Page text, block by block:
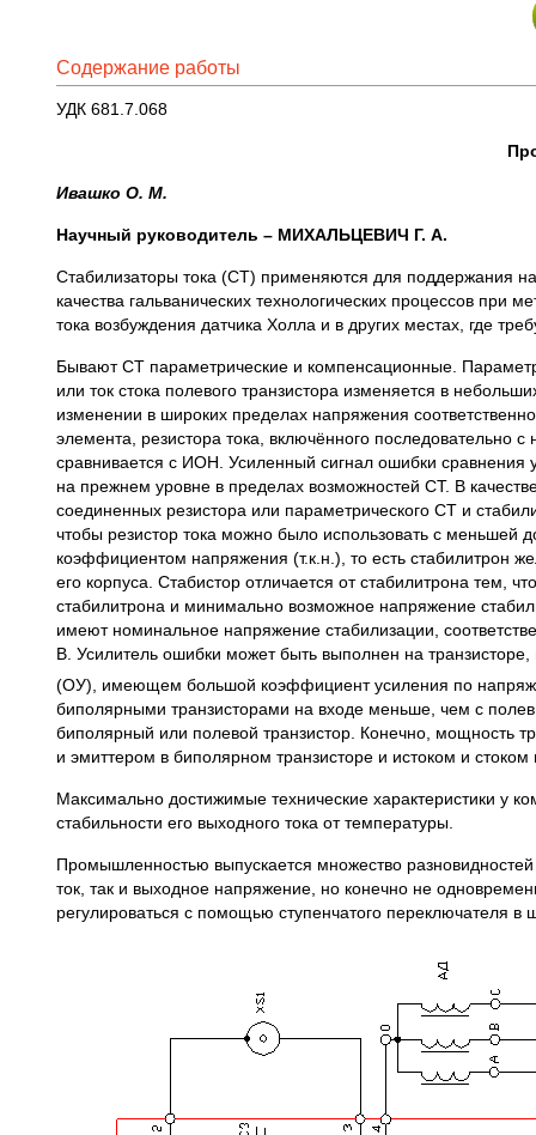
Содержание работы
УДК 681.7.068
Ивашко О. М.
Научный руководитель – МИХАЛЬЦЕВИЧ Г. А.
Стабилизаторы тока (СТ) применяются для поддержания
качества гальванических технологических процессов
тока возбуждения датчика Холла и в других местах, где
Бывают СТ параметрические и компенсационные.
или ток стока полевого транзистора изменяется в
изменении в широких пределах напряжения
элемента, резистора тока, включённого последовательно
сравнивается с ИОН. Усиленный сигнал ошибки сравнения
на прежнем уровне в пределах возможностей СТ. В
соединенных резистора или параметрического СТ и
чтобы резистор тока можно было использовать с
коэффициентом напряжения (т.к.н.), то есть стабилитрон
его корпуса. Стабистор отличается от стабилитрона тем,
стабилитрона и минимально возможное напряжение
имеют номинальное напряжение стабилизации,
В. Усилитель ошибки может быть выполнен на
(ОУ), имеющем большой коэффициент усиления по
биполярными транзисторами на входе меньше, чем с
биполярный или полевой транзистор. Конечно, мощность
и эмиттером в биполярном транзисторе и истоком и
Максимально достижимые технические характеристики у
стабильности его выходного тока от температуры.
Промышленностью выпускается множество
ток, так и выходное напряжение, но конечно не
регулироваться с помощью ступенчатого переключателя